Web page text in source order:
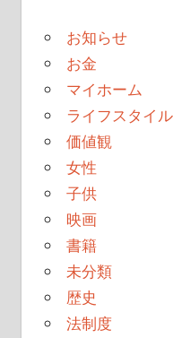
お知らせ
お金
マイホーム
ライフスタイル
価値観
女性
子供
映画
書籍
未分類
歴史
法制度